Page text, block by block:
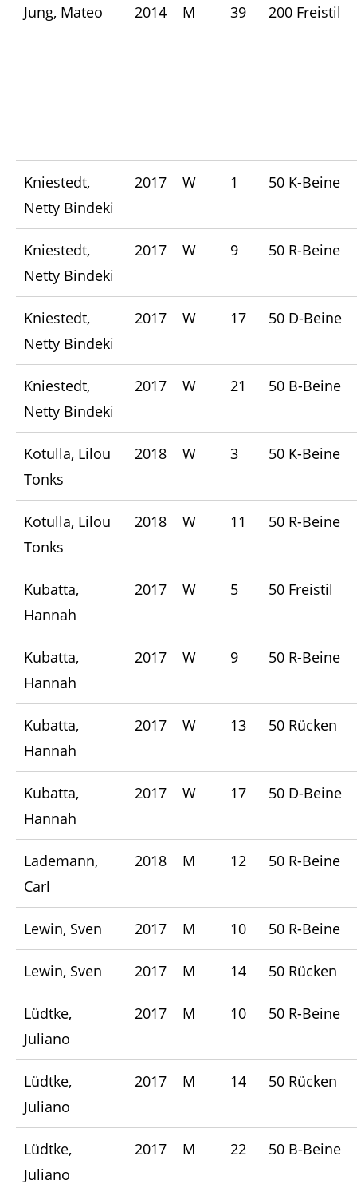
Jung, Mateo 2014 M 39 200 Freistil
Kniestedt,
Netty Bindeki
2017 W 1 50 K-Beine
Kniestedt,
Netty Bindeki
2017 W 9 50 R-Beine
Kniestedt,
Netty Bindeki
2017 W 17 50 D-Beine
Kniestedt,
Netty Bindeki
2017 W 21 50 B-Beine
Kotulla, Lilou
Tonks
2018 W 3 50 K-Beine
Kotulla, Lilou
Tonks
2018 W 11 50 R-Beine
Kubatta,
Hannah
2017 W 5 50 Freistil
Kubatta,
Hannah
2017 W 9 50 R-Beine
Kubatta,
Hannah
2017 W 13 50 Rücken
Kubatta,
Hannah
2017 W 17 50 D-Beine
Lademann,
Carl
2018 M 12 50 R-Beine
Lewin, Sven 2017 M 10 50 R-Beine
Lewin, Sven 2017 M 14 50 Rücken
Lüdtke,
Juliano
2017 M 10 50 R-Beine
Lüdtke,
Juliano
2017 M 14 50 Rücken
Lüdtke,
Juliano
2017 M 22 50 B-Beine